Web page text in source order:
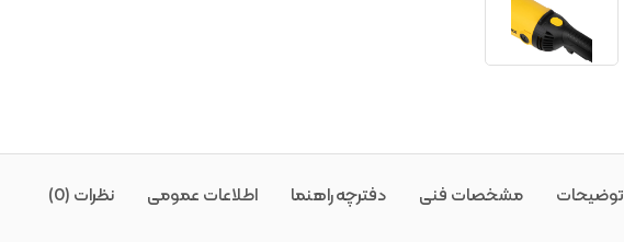
توضیحات نظرات (0) مشخصات فنی اطلاعات عمومی دفترچه راهنما